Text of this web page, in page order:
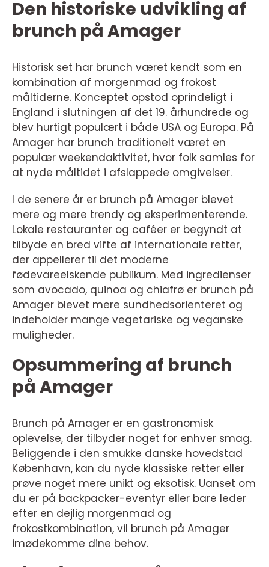
Den historiske udvikling af
brunch på Amager
Historisk set har brunch været kendt som en
kombination af morgenmad og frokost
måltiderne. Konceptet opstod oprindeligt i
England i slutningen af det 19. århundrede og
blev hurtigt populært i både USA og Europa. På
Amager har brunch traditionelt været en
populær weekendaktivitet, hvor folk samles for
at nyde måltidet i afslappede omgivelser.
I de senere år er brunch på Amager blevet
mere og mere trendy og eksperimenterende.
Lokale restauranter og caféer er begyndt at
tilbyde en bred vifte af internationale retter,
der appellerer til det moderne
fødevareelskende publikum. Med ingredienser
som avocado, quinoa og chiafrø er brunch på
Amager blevet mere sundhedsorienteret og
indeholder mange vegetariske og veganske
muligheder.
Opsummering af brunch
på Amager
Brunch på Amager er en gastronomisk
oplevelse, der tilbyder noget for enhver smag.
Beliggende i den smukke danske hovedstad
København, kan du nyde klassiske retter eller
prøve noget mere unikt og eksotisk. Uanset om
du er på backpacker-eventyr eller bare leder
efter en dejlig morgenmad og
frokostkombination, vil brunch på Amager
imødekomme dine behov.